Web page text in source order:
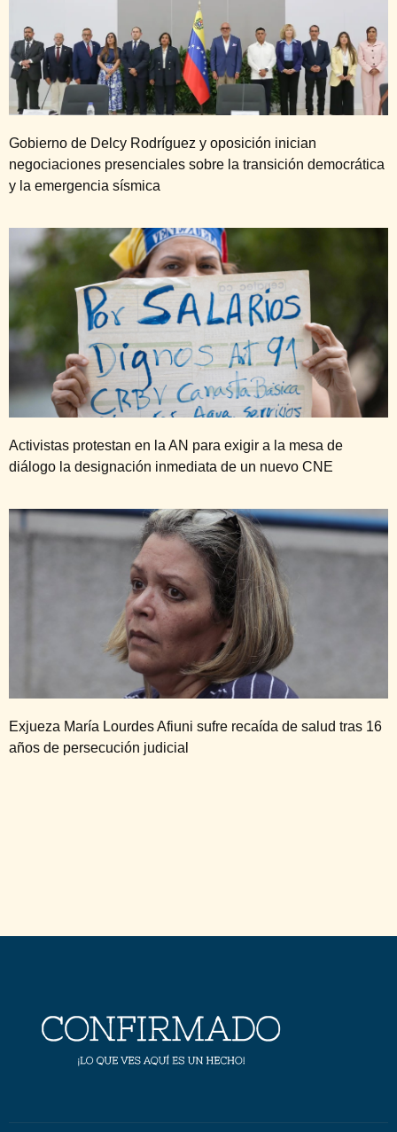
Gobierno de Delcy Rodríguez y oposición inician
negociaciones presenciales sobre la transición democrática
y la emergencia sísmica
Activistas protestan en la AN para exigir a la mesa de
diálogo la designación inmediata de un nuevo CNE
Exjueza María Lourdes Afiuni sufre recaída de salud tras 16
años de persecución judicial